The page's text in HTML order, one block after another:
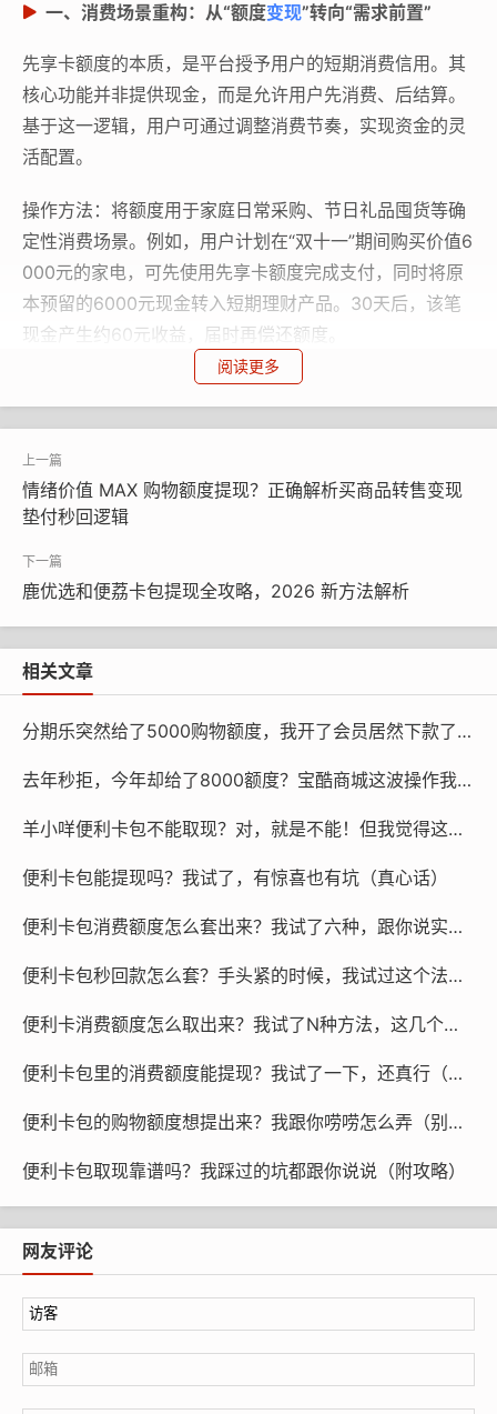
一、消费场景重构：从“额度变现”转向“需求前置”
先享卡额度的本质，是平台授予用户的短期消费信用。其
核心功能并非提供现金，而是允许用户先消费、后结算。
基于这一逻辑，用户可通过调整消费节奏，实现资金的灵
活配置。
操作方法：将额度用于家庭日常采购、节日礼品囤货等确
定性消费场景。例如，用户计划在“双十一”期间购买价值6
000元的家电，可先使用先享卡额度完成支付，同时将原
本预留的6000元现金转入短期理财产品。30天后，该笔
现金产生约60元收益，届时再偿还额度。
结果分析：此过程中，额度未被“套取”，而是通过消费前
损失原有的现金储备，反而获得额外收益。
二、权益二次转化：以“资源整合”替代“违规变现”
部分用户希望将额度变现，本质上是希望挖掘额度中的剩
余价值。鹿优选先享卡通常附赠满减券、运费补贴、折扣
实现价值延伸。
操作方法：在社区团购、亲友拼单等场景中，用户可使用
自身先享卡额度为他人代付订单，同时叠加平台优惠。代
区业主群发起日用品团购，使用先享卡额度统一支付，邻
居们按实际消费金额转账给用户。
适用条件：该方式需确保代购行为符合平台规则，避免被
费范围内，并保留真实消费凭证，如订单截图、聊天记录
等。此举未违反平台协议，却通过资源整合让额度产生了
围，可能触发平台风控机制，导致额度冻结或账户受限。
因此，建议以亲友互助为边界，而非商业运营为目的。
三、信用杠杆优化：用额度管理现金流，而非透支消费
金流管理工具。相较于传统贷款，该方式无需审批、利率
更低、到账更快，适合用于临时性的经营采购。
操作方法：小微企业主或自由职业者，可将先享卡额度用
于办公耗材、设备配件、包装物料等经营性采购。原本用
阅读更多
情绪价值 MAX 购物额度提现？正确解析买商品转售变现
垫付秒回逻辑
鹿优选和便荔卡包提现全攻略，2026 新方法解析
相关文章
分期乐突然给了5000购物额度，我开了会员居然下款了，但这利息……
去年秒拒，今年却给了8000额度？宝酷商城这波操作我看不懂了
羊小咩便利卡包不能取现？对，就是不能！但我觉得这样也挺好（真不是反话）
便利卡包能提现吗？我试了，有惊喜也有坑（真心话）
便利卡包消费额度怎么套出来？我试了六种，跟你说实话（别乱来）
便利卡包秒回款怎么套？手头紧的时候，我试过这个法子（真心话）
便利卡消费额度怎么取出来？我试了N种方法，这几个最靠谱（别瞎折腾）
便利卡包里的消费额度能提现？我试了一下，还真行（附操作）
便利卡包的购物额度想提出来？我跟你唠唠怎么弄（别慌，不难）
便利卡包取现靠谱吗？我踩过的坑都跟你说说（附攻略）
网友评论